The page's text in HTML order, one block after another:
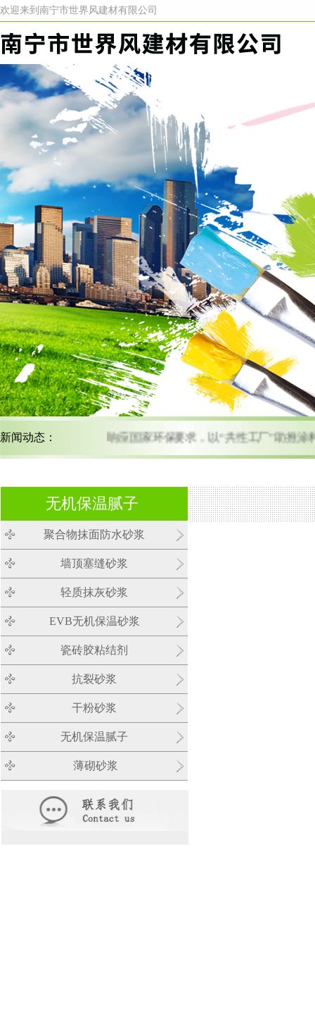
欢迎来到南宁市世界风建材有限公司
新闻动态： 响应国家环保要求，以“共性工厂”助推
无机保温腻子
聚合物抹面防水砂浆
墙顶塞缝砂浆
轻质抹灰砂浆
EVB无机保温砂浆
瓷砖胶粘结剂
抗裂砂浆
干粉砂浆
无机保温腻子
薄砌砂浆